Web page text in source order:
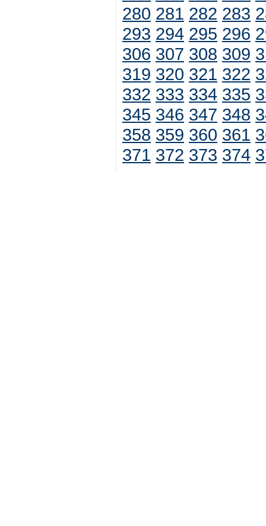
280 281 282 283
293 294 295 296
306 307 308 309
319 320 321 322
332 333 334 335
345 346 347 348
358 359 360 361
371 372 373 374